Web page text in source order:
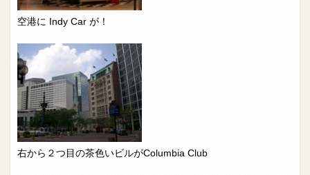
空港に Indy Car が！
右から２つ目の茶色いビルがColumbia Club